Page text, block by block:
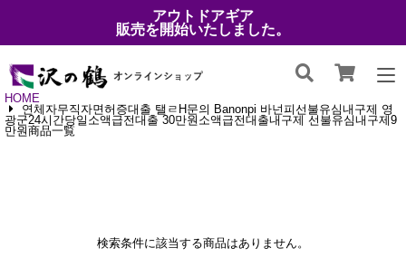
アウトドアギア
販売を開始いたしました。
HOME
연체자무직자면허증대출 탤ㄹH문의 Banonpi 바넌피선불유심내구제 영
광군24시간당일소액급전대출 30만원소액급전대출내구제 선불유심내구제9
만원商品一覧
検索条件に該当する商品はありません。